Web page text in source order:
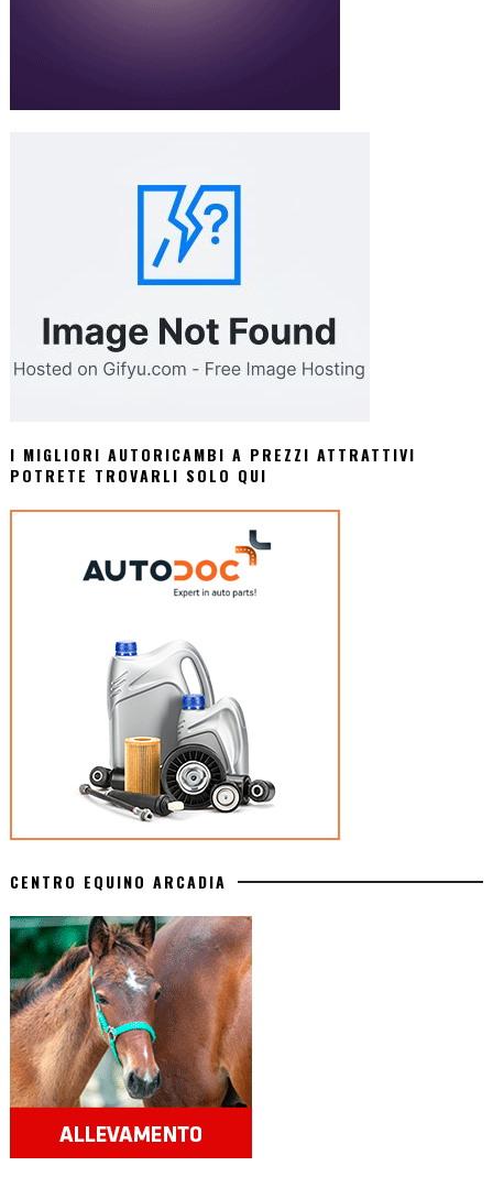
I MIGLIORI AUTORICAMBI A PREZZI ATTRATTIVI
POTRETE TROVARLI SOLO QUI
CENTRO EQUINO ARCADIA